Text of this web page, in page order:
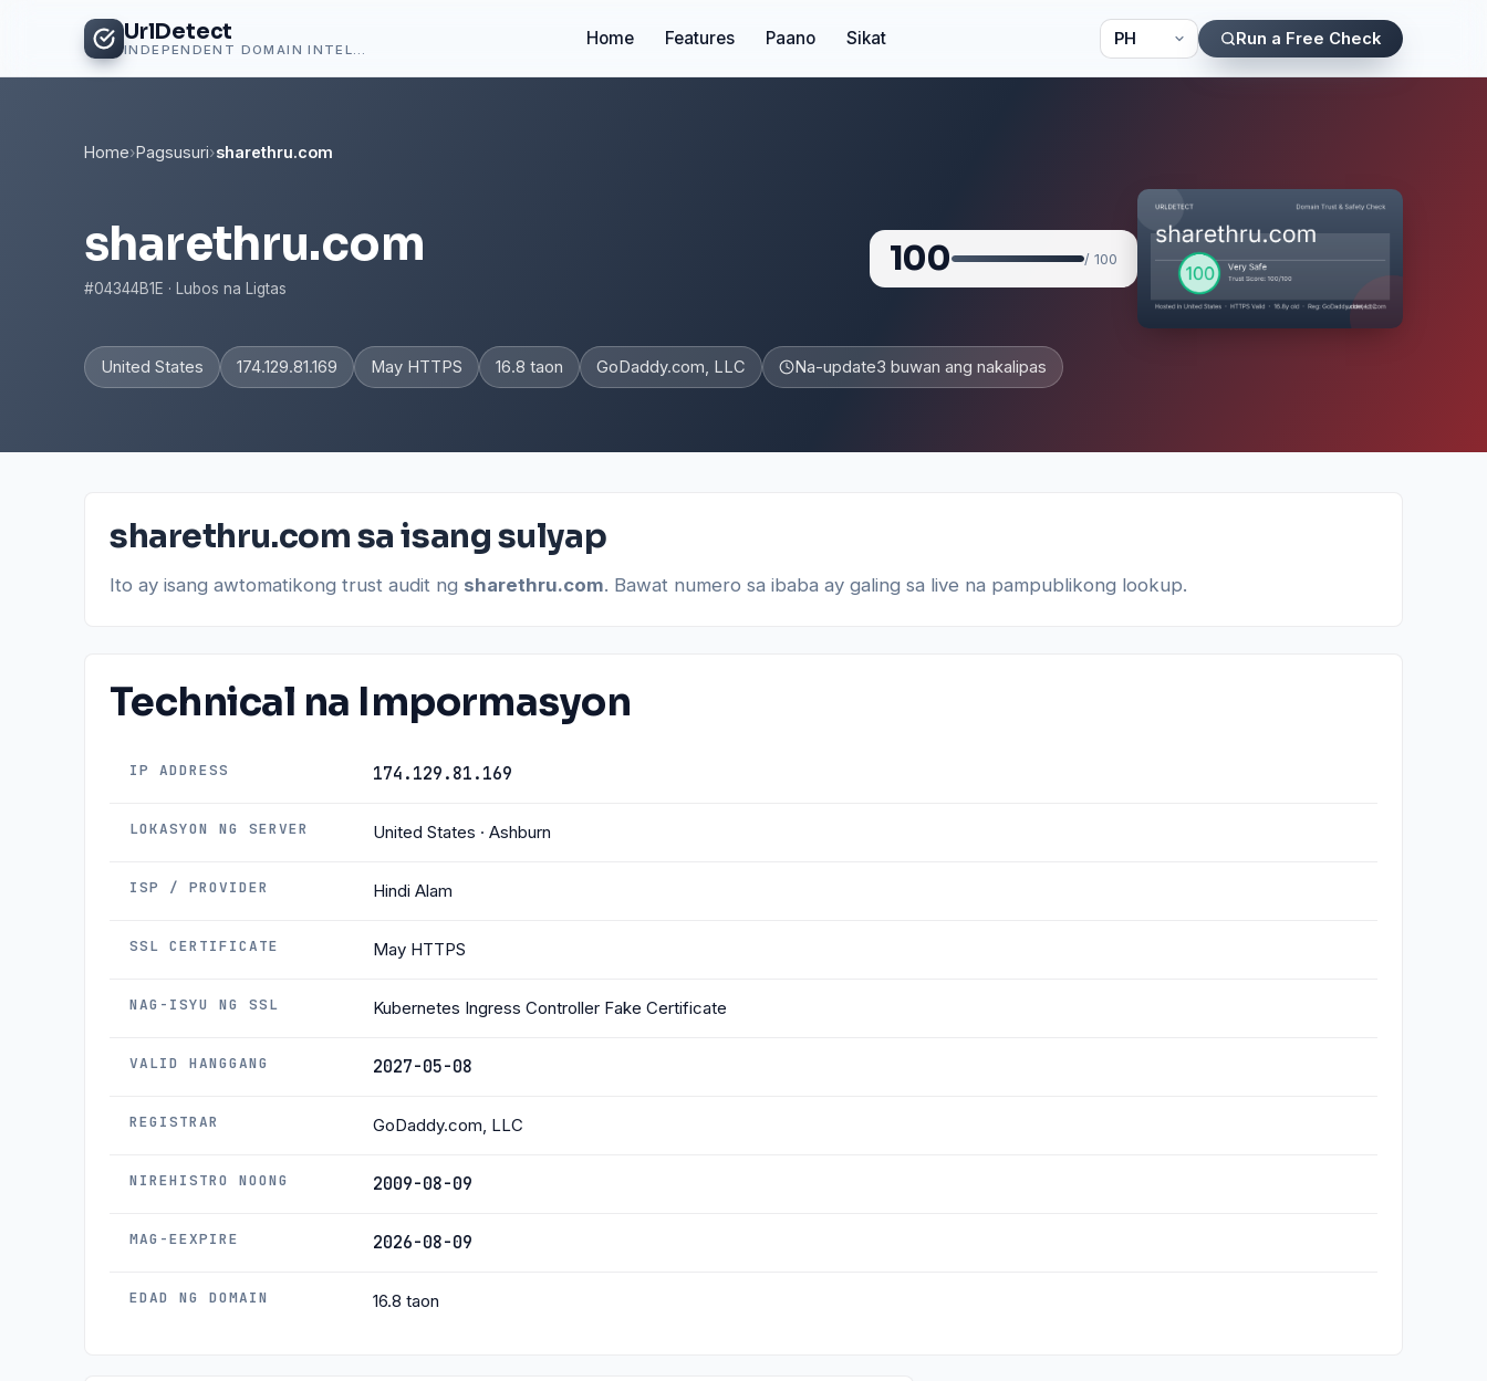
UrlDetect Home Features Paano Sikat Run a Free Check
Home›Pagsusuri›sharethru.com
sharethru.com
#04344B1E · Lubos na Ligtas
100 / 100
United States 174.129.81.169 May HTTPS 16.8 taon GoDaddy.com, LLC Na-update3 buwan ang nakalipas
sharethru.com sa isang sulyap
Ito ay isang awtomatikong trust audit ng sharethru.com. Bawat numero sa ibaba ay galing sa live na pampublikong lookup.
Technical na Impormasyon
IP ADDRESS 174.129.81.169
LOKASYON NG SERVER United States · Ashburn
ISP / PROVIDER Hindi Alam
SSL CERTIFICATE May HTTPS
NAG-ISYU NG SSL Kubernetes Ingress Controller Fake Certificate
VALID HANGGANG 2027-05-08
REGISTRAR GoDaddy.com, LLC
NIREHISTRO NOONG 2009-08-09
MAG-EEXPIRE 2026-08-09
EDAD NG DOMAIN 16.8 taon